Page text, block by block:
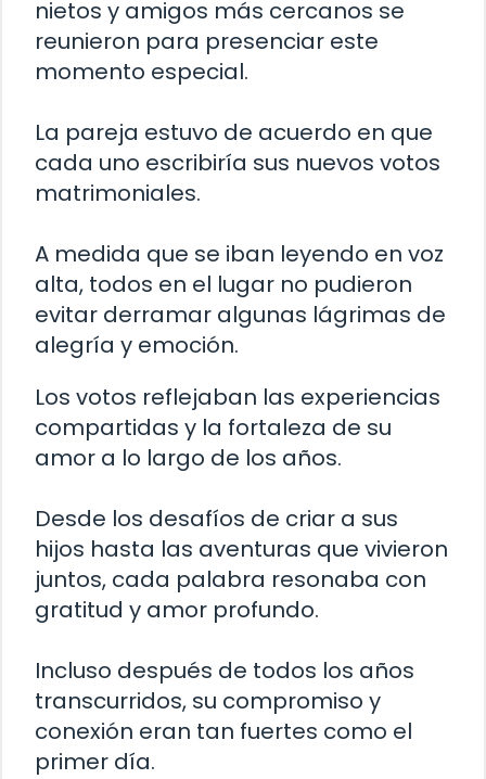
nietos y amigos más cercanos se
reunieron para presenciar este
momento especial.
La pareja estuvo de acuerdo en que
cada uno escribiría sus nuevos votos
matrimoniales.
A medida que se iban leyendo en voz
alta, todos en el lugar no pudieron
evitar derramar algunas lágrimas de
alegría y emoción.
Los votos reflejaban las experiencias
compartidas y la fortaleza de su
amor a lo largo de los años.
Desde los desafíos de criar a sus
hijos hasta las aventuras que vivieron
juntos, cada palabra resonaba con
gratitud y amor profundo.
Incluso después de todos los años
transcurridos, su compromiso y
conexión eran tan fuertes como el
primer día.